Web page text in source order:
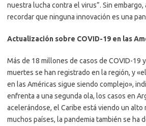
nuestra lucha contra el virus”. Sin embargo,
recordar que ninguna innovación es una
Actualización sobre COVID-19 en las
Más de 18 millones de casos de COVID-19
muertes se han registrado en la región, y
en las Américas sigue siendo complejo»,
enfrenta a una segunda ola, los casos en
acelerándose, el Caribe está viendo un alto
muchos países, la pandemia también se ha